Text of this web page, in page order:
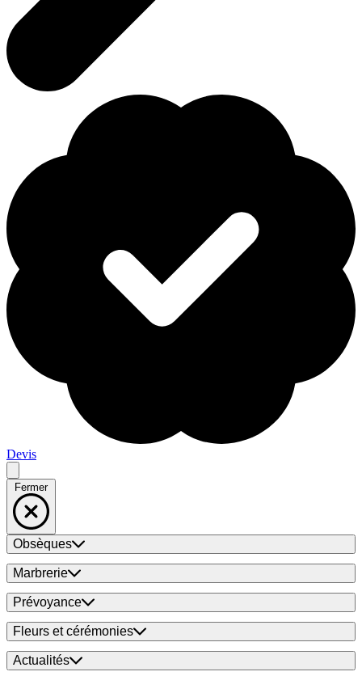
Devis
Fermer
Obsèques
Marbrerie
Prévoyance
Fleurs et cérémonies
Actualités